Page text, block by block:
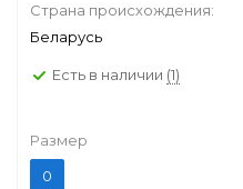
Страна происхождения:
Беларусь
Есть в наличии (1)
Размер
0